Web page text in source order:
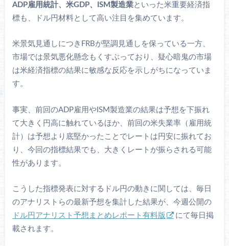
ADP雇用統計、米GDP、ISM製造業といった米重要経済指
標も、ドル円材料として高い注目を集めています。
米景気見通しにつきFRBが堅調見通しを保っている一方、
市場では景気悪化懸念もくすぶっており、疑心暗鬼の市場
は米経済指標の結果に敏感な反応を示しがちになっていま
す。
事実、前回のADP雇用やISM製造業の結果は予想を下振れ
て大きく円高に触れているほか、前回の米失業率（雇用統
計）は予想より底堅かったことでレートは円安に振れてお
り、今回の指標結果でも、大きくレートが振らされる可能
性があります。
こうした指標発表に対するドル円の動きに関しては、毎日
のアナリストらの最新予想を集計した結果が、今週公開の
ドル円アナリスト予想まとめレポート有料版
にて毎日掲
載されます。